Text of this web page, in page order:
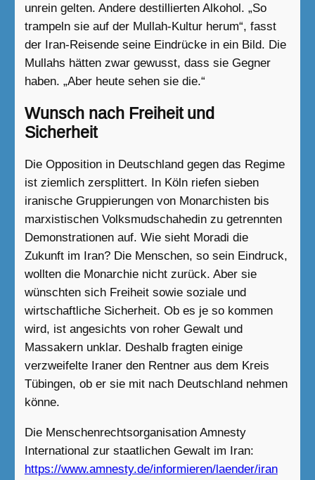
unrein gelten. Andere destillierten Alkohol. „So
trampeln sie auf der Mullah-Kultur herum“, fasst
der Iran-Reisende seine Eindrücke in ein Bild. Die
Mullahs hätten zwar gewusst, dass sie Gegner
haben. „Aber heute sehen sie die.“
Wunsch nach Freiheit und
Sicherheit
Die Opposition in Deutschland gegen das Regime
ist ziemlich zersplittert. In Köln riefen sieben
iranische Gruppierungen von Monarchisten bis
marxistischen Volksmudschahedin zu getrennten
Demonstrationen auf. Wie sieht Moradi die
Zukunft im Iran? Die Menschen, so sein Eindruck,
wollten die Monarchie nicht zurück. Aber sie
wünschten sich Freiheit sowie soziale und
wirtschaftliche Sicherheit. Ob es je so kommen
wird, ist angesichts von roher Gewalt und
Massakern unklar. Deshalb fragten einige
verzweifelte Iraner den Rentner aus dem Kreis
Tübingen, ob er sie mit nach Deutschland nehmen
könne.
Die Menschenrechtsorganisation Amnesty
International zur staatlichen Gewalt im Iran:
https://www.amnesty.de/informieren/laender/iran